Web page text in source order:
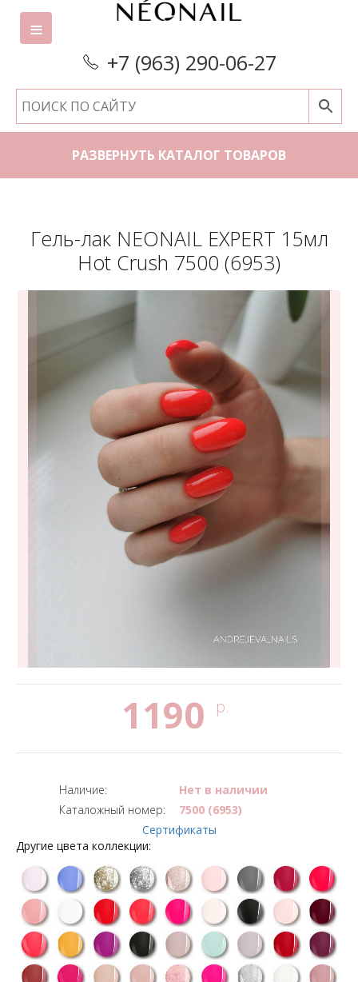
+7 (963) 290-06-27
РАЗВЕРНУТЬ КАТАЛОГ ТОВАРОВ
Гель-лак NEONAIL EXPERT 15мл
Hot Crush 7500 (6953)
1190 р.
Наличие:
Нет в наличии
Каталожный номер:
7500 (6953)
Сертификаты
Другие цвета коллекции: